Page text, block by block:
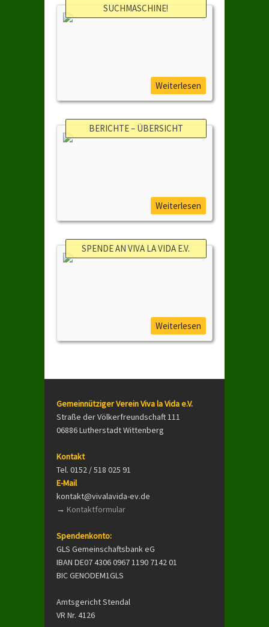
SUCHMASCHINE!
Weiterlesen
BERICHTE – ÜBERSICHT
Weiterlesen
SPENDE AN VIVA LA VIDA E.V.
Weiterlesen
Gemeinnütziger Verein Viva la Vida e.V.
Straße der Völkerfreundschaft 111
06886 Lutherstadt Wittenberg
Kontakt
Tel. 0152 / 518 025 91
E-Mail
kontakt@vivalavida-ev.de
→ Kontaktformular
Spendenkonto:
GLS Gemeinschaftsbank eG
IBAN DE07 4306 0967 1190 7142 01
BIC GENODEM1GLS
Amtsgericht Stendal
VR Nr. 4126